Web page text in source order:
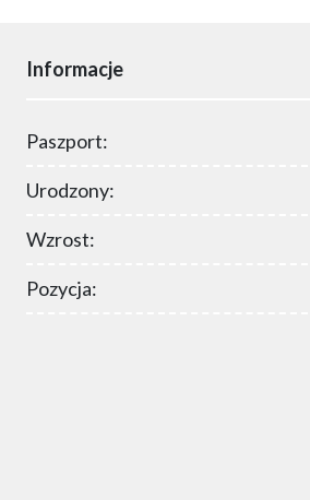
Informacje
Paszport:
Urodzony:
Wzrost:
Pozycja: